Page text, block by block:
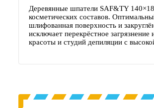
Деревянные шпатели SAF&TY
косметических составов.
шлифованная поверхность и
исключает перекрёстное
красоты и студий депиляции с